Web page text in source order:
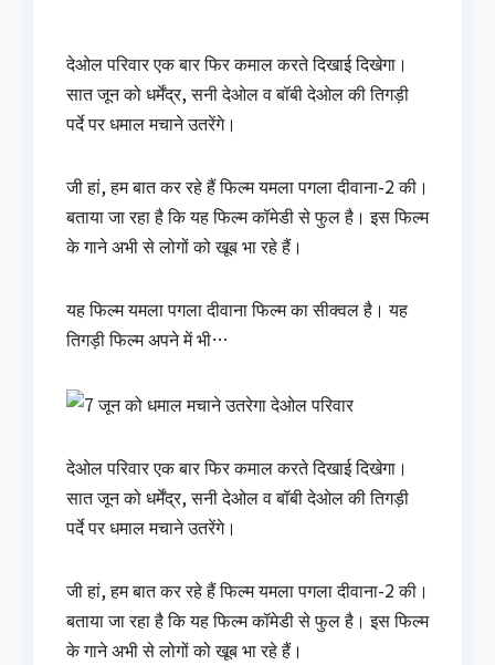
देओल परिवार एक बार फिर कमाल करते दिखाई दिखेगा।
सात जून को धर्मेंद्र, सनी देओल व बॉबी देओल की तिगड़ी
पर्दे पर धमाल मचाने उतरेंगे।
जी हां, हम बात कर रहे हैं फिल्म यमला पगला दीवाना-2 की।
बताया जा रहा है कि यह फिल्म कॉमेडी से फुल है। इस फिल्म
के गाने अभी से लोगों को खूब भा रहे हैं।
यह फिल्म यमला पगला दीवाना फिल्म का सीक्वल है। यह
तिगड़ी फिल्म अपने में भी…
देओल परिवार एक बार फिर कमाल करते दिखाई दिखेगा।
सात जून को धर्मेंद्र, सनी देओल व बॉबी देओल की तिगड़ी
पर्दे पर धमाल मचाने उतरेंगे।
जी हां, हम बात कर रहे हैं फिल्म यमला पगला दीवाना-2 की।
बताया जा रहा है कि यह फिल्म कॉमेडी से फुल है। इस फिल्म
के गाने अभी से लोगों को खूब भा रहे हैं।